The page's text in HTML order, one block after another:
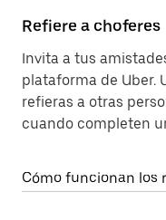
Refiere a choferes
Invita a tus
plataforma de Uber.
refieras a otras
cuando completen
Cómo funcionan los